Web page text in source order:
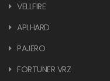
VELLFIRE
APLHARD
PAJERO
FORTUNER VRZ